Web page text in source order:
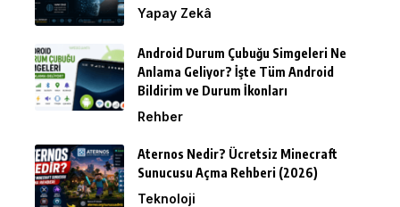
Yapay Zekâ
Android Durum Çubuğu Simgeleri Ne
Anlama Geliyor? İşte Tüm Android
Bildirim ve Durum İkonları
Rehber
Aternos Nedir? Ücretsiz Minecraft
Sunucusu Açma Rehberi (2026)
Teknoloji